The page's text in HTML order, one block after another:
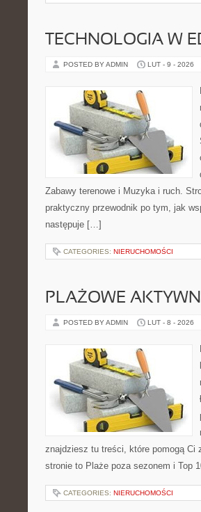
TECHNOLOGIA W
POSTED BY ADMIN LUT - 9 - 2026
Zabawy terenowe i Muzyka i ruch.
praktyczny przewodnik po tym, jak
następuje […]
CATEGORIES: NIERUCHOMOŚCI
PLAŻOWE
POSTED BY ADMIN LUT - 8 - 2026
znajdziesz tu treści, które pomogą Ci
stronie to Plaże poza sezonem i Top
CATEGORIES: NIERUCHOMOŚCI